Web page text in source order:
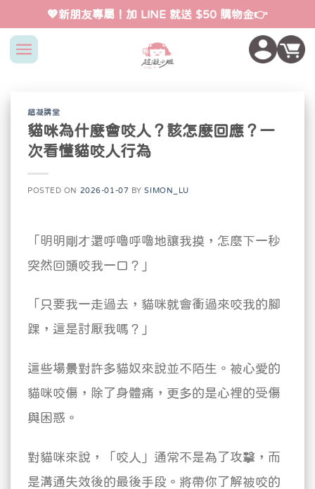
content
💖新朋友專屬！加 LINE 就送 $50 購物金👉
超凝講堂
貓咪為什麼會咬人？該怎麼回應？一
次看懂貓咬人行為
POSTED ON 2026-01-07 BYSIMON_LU
「明明剛才還呼嚕呼嚕地讓我摸，怎麼下一秒
突然回頭咬我一口？」
「只要我一走過去，貓咪就會衝過來咬我的腳
踝，這是討厭我嗎？」
這些場景對許多貓奴來說並不陌生。被心愛的
貓咪咬傷，除了身體痛，更多的是心裡的受傷
與困惑。
對貓咪來說，「咬人」通常不是為了攻擊，而
是溝通失效後的最後手段。將帶你了解被咬的